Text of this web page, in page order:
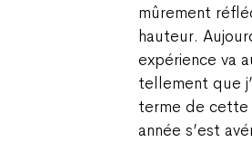
mûrement
hauteur.
expérience va
tellement que
terme de
année s’est